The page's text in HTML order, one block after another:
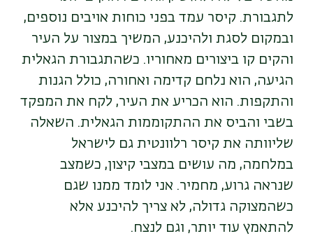
לתגבורת. קיסר עמד בפני כוחות אויבים נוספים,
ובמקום לסגת ולהיכנע, המשיך במצור על העיר
והקים קו ביצורים מאחוריו. כשהתגבורת הגאלית
הגיעה, הוא נלחם קדימה ואחורה, כולל הגנות
והתקפות. הוא הכריע את העיר, לקח את המפקד
בשבי והביס את ההתקוממות הגאלית. השאלה
שליוותה את קיסר רלוונטית גם לישראל
במלחמה, מה עושים במצבי קיצון, כשמצב
שנראה גרוע, מחמיר. אני לומד ממנו שגם
כשהמצוקה גדולה, לא צריך להיכנע אלא
להתאמץ עוד יותר, וגם לנצח.